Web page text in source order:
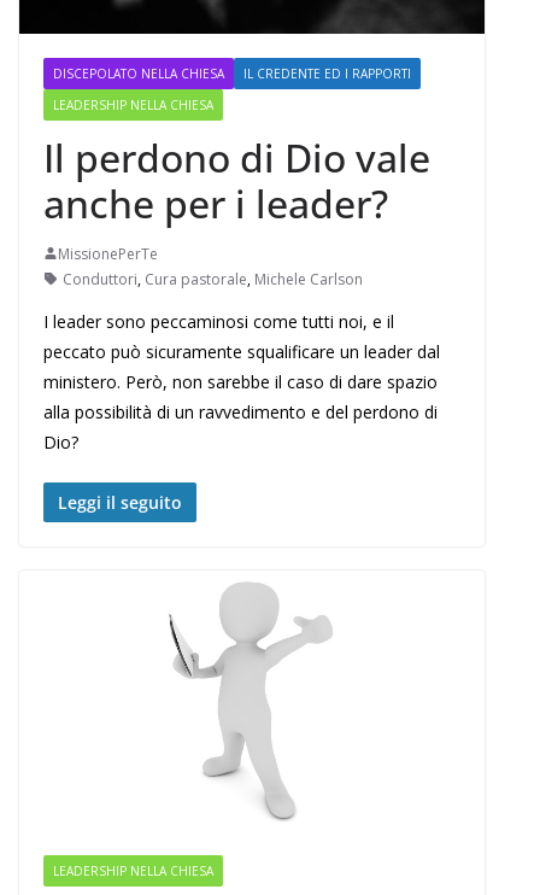
DISCEPOLATO NELLA CHIESA
IL CREDENTE ED I RAPPORTI
LEADERSHIP NELLA CHIESA
Il perdono di Dio vale
anche per i leader?
MissionePerTe
Conduttori, Cura pastorale, Michele Carlson
I leader sono peccaminosi come tutti noi, e il
peccato può sicuramente squalificare un leader dal
ministero. Però, non sarebbe il caso di dare spazio
alla possibilità di un ravvedimento e del perdono di
Dio?
Leggi il seguito
LEADERSHIP NELLA CHIESA